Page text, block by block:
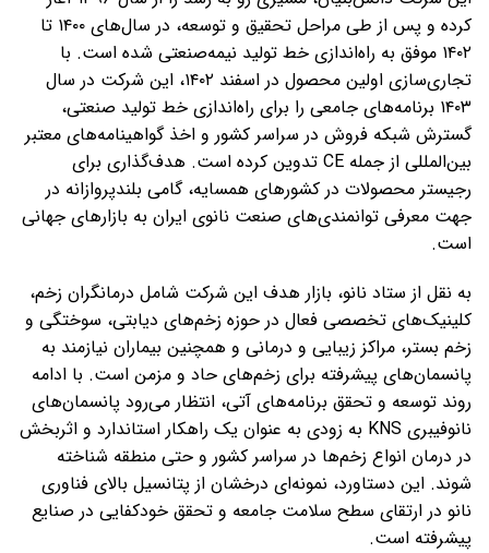
کرده و پس از طی مراحل تحقیق و توسعه، در سال‌های ۱۴۰۰ تا
۱۴۰۲ موفق به راه‌اندازی خط تولید نیمه‌صنعتی شده است. با
تجاری‌سازی اولین محصول در اسفند ۱۴۰۲، این شرکت در سال
۱۴۰۳ برنامه‌های جامعی را برای راه‌اندازی خط تولید صنعتی،
گسترش شبکه فروش در سراسر کشور و اخذ گواهینامه‌های معتبر
بین‌المللی از جمله CE تدوین کرده است. هدف‌گذاری برای
رجیستر محصولات در کشورهای همسایه، گامی بلندپروازانه در
جهت معرفی توانمندی‌های صنعت نانوی ایران به بازارهای جهانی
است.
به نقل از ستاد نانو، بازار هدف این شرکت شامل درمانگران زخم،
کلینیک‌های تخصصی فعال در حوزه زخم‌های دیابتی، سوختگی و
زخم بستر، مراکز زیبایی و درمانی و همچنین بیماران نیازمند به
پانسمان‌های پیشرفته برای زخم‌های حاد و مزمن است. با ادامه
روند توسعه و تحقق برنامه‌های آتی، انتظار می‌رود پانسمان‌های
نانوفیبری KNS به زودی به عنوان یک راهکار استاندارد و اثربخش
در درمان انواع زخم‌ها در سراسر کشور و حتی منطقه شناخته
شوند. این دستاورد، نمونه‌ای درخشان از پتانسیل بالای فناوری
نانو در ارتقای سطح سلامت جامعه و تحقق خودکفایی در صنایع
پیشرفته است.